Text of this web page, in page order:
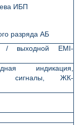
ИБП
разряда АБ
/ выходной EMI-
индикация,
сигналы, ЖК-